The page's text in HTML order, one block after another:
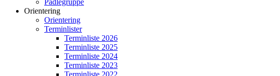
Padlegruppe
Orientering
Orientering
Terminlister
Terminliste 2026
Terminliste 2025
Terminliste 2024
Terminliste 2023
Terminliste 2022